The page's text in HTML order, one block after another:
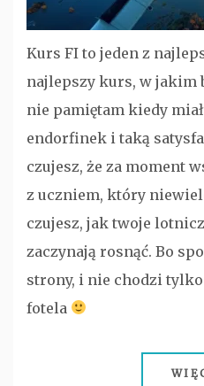
Kurs FI to jeden z
najlepszy kurs, w jakim
nie pamiętam kiedy
endorfinek i taką
czujesz, że za moment
z uczniem, który
czujesz, jak twoje
zaczynają rosnąć. Bo
strony, i nie chodzi
fotela